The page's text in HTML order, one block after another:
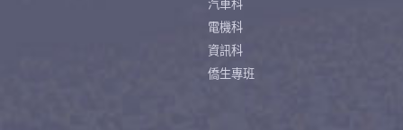
汽車科
電機科
資訊科
僑生專班